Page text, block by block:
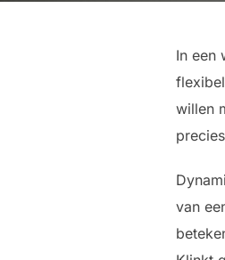
In een
willen
van